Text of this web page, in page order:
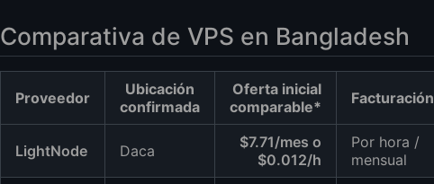
Comparativa de VPS en Bangladesh
Proveedor
Ubicación
confirmada
Oferta inicial
comparable*
Facturación
LightNode Daca
$7.71/mes o
$0.012/h
Por hora /
mensual